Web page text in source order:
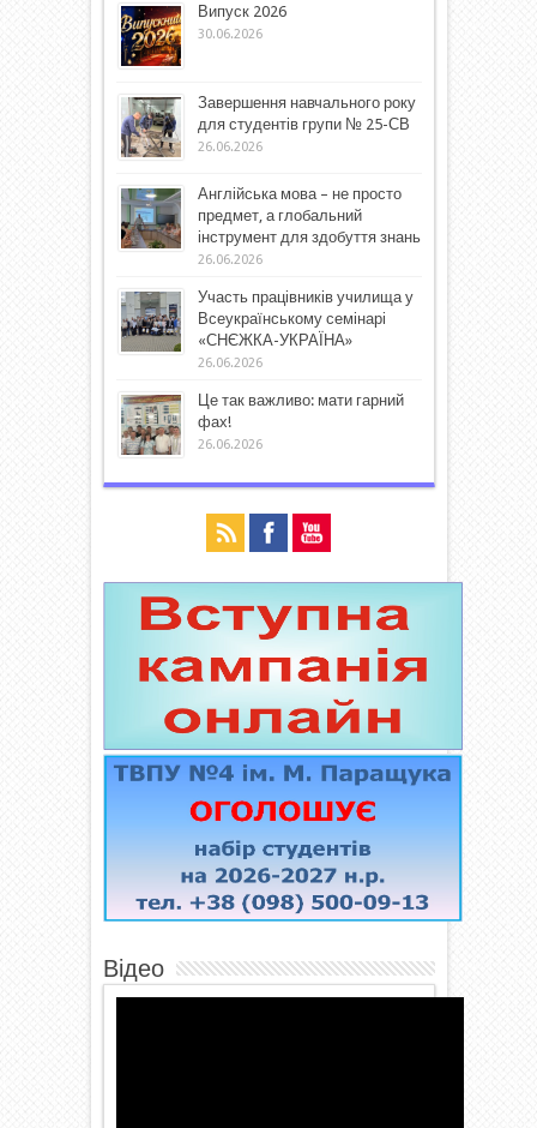
Випуск 2026
30.06.2026
Завершення навчального року
для студентів групи № 25-СВ
26.06.2026
Англійська мова – не просто
предмет, а глобальний
інструмент для здобуття знань
26.06.2026
Участь працівників училища у
Всеукраїнському семінарі
«СНЄЖКА-УКРАЇНА»
26.06.2026
Це так важливо: мати гарний
фах!
26.06.2026
Відео